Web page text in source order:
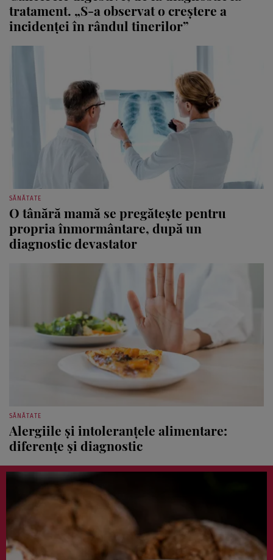
tratament. „S-a observat o creștere a
incidenței în rândul tinerilor”
SĂNĂTATE
O tânără mamă se pregătește pentru
propria înmormântare, după un
diagnostic devastator
SĂNĂTATE
Alergiile și intoleranțele alimentare:
diferențe și diagnostic